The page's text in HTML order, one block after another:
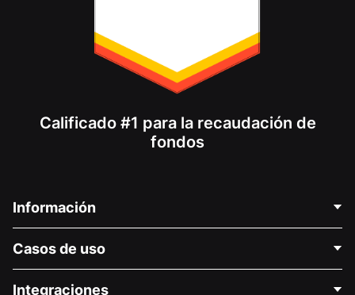
Calificado #1 para la recaudación de
fondos
Información
Acerca de nosotros
Casos de uso
Integraciones